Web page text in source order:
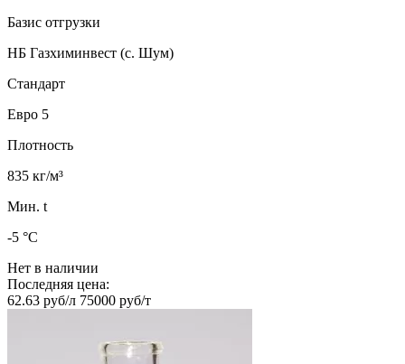
Базис отгрузки
НБ Газхиминвест (с. Шум)
Стандарт
Евро 5
Плотность
835 кг/м³
Мин. t
-5 °C
Нет в наличии
Последняя цена:
62.63 руб/л 75000 руб/т